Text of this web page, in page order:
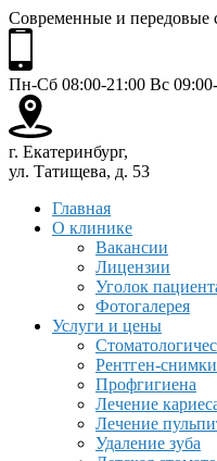
Современные и передовые
Пн-Сб 08:00-21:00 Вс
г. Екатеринбург,
ул. Татищева, д. 53
Главная
О клинике
Вакансии
Лицензии
Уголок
Фотогалерея
Услуги и цены
Рентген-снимки
Профгигиена
Лечение
Лечение
Удаление зуба